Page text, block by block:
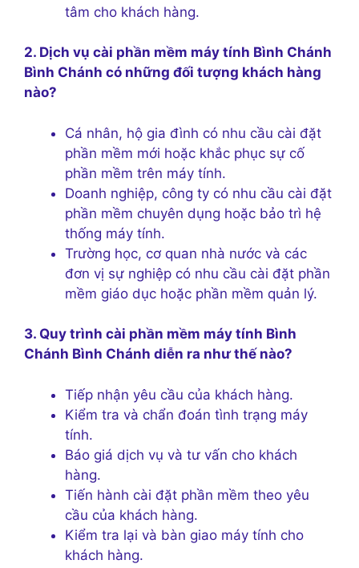
tâm cho khách hàng.
2. Dịch vụ cài phần mềm máy tính Bình Chánh
Bình Chánh có những đối tượng khách hàng
nào?
Cá nhân, hộ gia đình có nhu cầu cài đặt
phần mềm mới hoặc khắc phục sự cố
phần mềm trên máy tính.
Doanh nghiệp, công ty có nhu cầu cài đặt
phần mềm chuyên dụng hoặc bảo trì hệ
thống máy tính.
Trường học, cơ quan nhà nước và các
đơn vị sự nghiệp có nhu cầu cài đặt phần
mềm giáo dục hoặc phần mềm quản lý.
3. Quy trình cài phần mềm máy tính Bình
Chánh Bình Chánh diễn ra như thế nào?
Tiếp nhận yêu cầu của khách hàng.
Kiểm tra và chẩn đoán tình trạng máy
tính.
Báo giá dịch vụ và tư vấn cho khách
hàng.
Tiến hành cài đặt phần mềm theo yêu
cầu của khách hàng.
Kiểm tra lại và bàn giao máy tính cho
khách hàng.